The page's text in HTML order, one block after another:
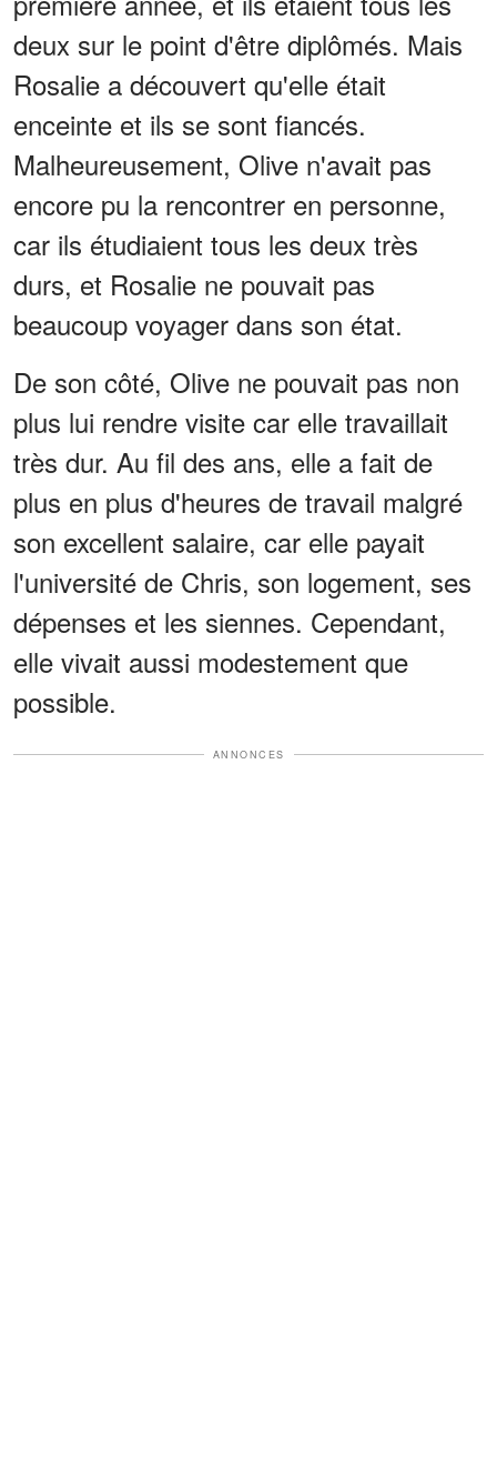
deux sur le point d'être diplômés. Mais
Rosalie a découvert qu'elle était
enceinte et ils se sont fiancés.
Malheureusement, Olive n'avait pas
encore pu la rencontrer en personne,
car ils étudiaient tous les deux très
durs, et Rosalie ne pouvait pas
beaucoup voyager dans son état.
De son côté, Olive ne pouvait pas non
plus lui rendre visite car elle travaillait
très dur. Au fil des ans, elle a fait de
plus en plus d'heures de travail malgré
son excellent salaire, car elle payait
l'université de Chris, son logement, ses
dépenses et les siennes. Cependant,
elle vivait aussi modestement que
possible.
ANNONCES